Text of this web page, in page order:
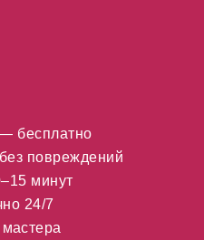
бесплатно
повреждений
минут
24/7